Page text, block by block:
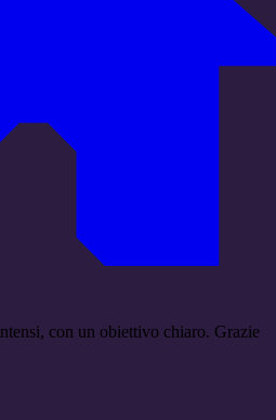
con un obiettivo chiaro. Grazie